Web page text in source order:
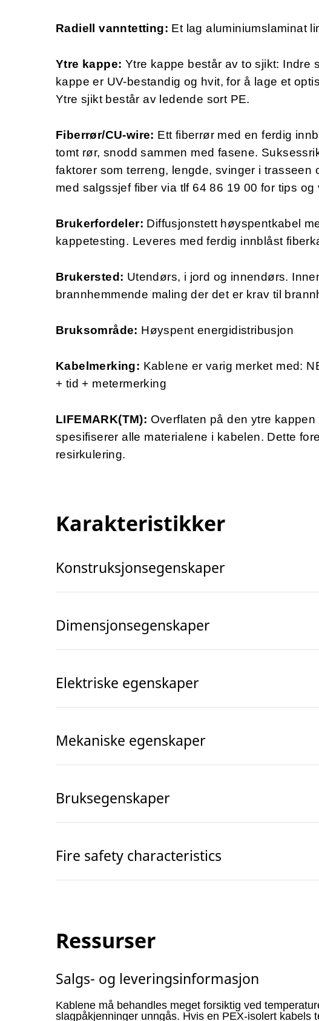
Radiell vanntetting: Et lag aluminiumslaminat
Ytre kappe: Ytre kappe består av to sjikt: Indre
kappe er UV-bestandig og hvit, for å lage et
Ytre sjikt består av ledende sort PE.
Fiberrør/CU-wire: Ett fiberrør med en ferdig
tomt rør, snodd sammen med fasene.
faktorer som terreng, lengde, svinger i trasseen
med salgssjef fiber via tlf 64 86 19 00 for tips
Brukerfordeler: Diffusjonstett høyspentkabel
kappetesting. Leveres med ferdig innblåst
Brukersted: Utendørs, i jord og innendørs.
brannhemmende maling der det er krav til
Bruksområde: Høyspent energidistribusjon
Kabelmerking: Kablene er varig merket med:
+ tid + metermerking
LIFEMARK(TM): Overflaten på den ytre
spesifiserer alle materialene i kabelen. Dette
resirkulering.
Karakteristikker
Konstruksjonsegenskaper
Dimensjonsegenskaper
Elektriske egenskaper
Mekaniske egenskaper
Bruksegenskaper
Fire safety characteristics
Ressurser
Salgs- og leveringsinformasjon
Kablene må behandles meget forsiktig ved
slagpåkjenninger unngås. Hvis en PEX-isolert kabels